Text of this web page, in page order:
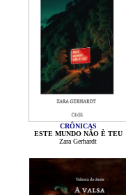
CRÔNICAS
ESTE MUNDO NÃO È TEU
Zara Gerhardt